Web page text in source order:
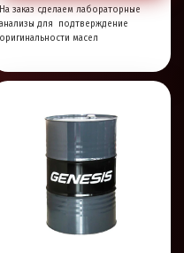
На заказ сделаем лабораторные
анализы для подтверждение
оригинальности масел